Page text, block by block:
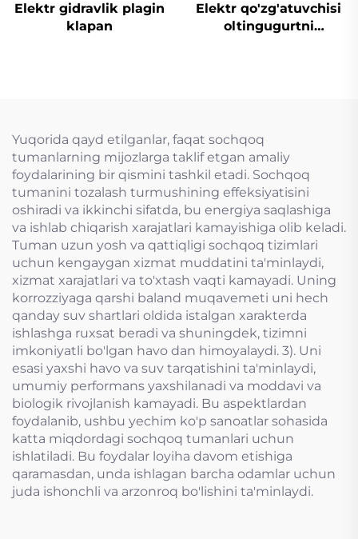
Elektr gidravlik plagin
klapan
Elektr qo'zg'atuvchisi
oltingugurtni
Yuqorida qayd etilganlar, faqat sochqoq
tumanlarning mijozlarga taklif etgan amaliy
foydalarining bir qismini tashkil etadi. Sochqoq
tumanini tozalash turmushining effeksiyatisini
oshiradi va ikkinchi sifatda, bu energiya saqlashiga
va ishlab chiqarish xarajatlari kamayishiga olib keladi.
Tuman uzun yosh va qattiqligi sochqoq tizimlari
uchun kengaygan xizmat muddatini ta'minlaydi,
xizmat xarajatlari va to'xtash vaqti kamayadi. Uning
korrozziyaga qarshi baland muqavemeti uni hech
qanday suv shartlari oldida istalgan xarakterda
ishlashga ruxsat beradi va shuningdek, tizimni
imkoniyatli bo'lgan havo dan himoyalaydi. 3). Uni
esasi yaxshi havo va suv tarqatishini ta'minlaydi,
umumiy performans yaxshilanadi va moddavi va
biologik rivojlanish kamayadi. Bu aspektlardan
foydalanib, ushbu yechim ko'p sanoatlar sohasida
katta miqdordagi sochqoq tumanlari uchun
ishlatiladi. Bu foydalar loyiha davom etishiga
qaramasdan, unda ishlagan barcha odamlar uchun
juda ishonchli va arzonroq bo'lishini ta'minlaydi.